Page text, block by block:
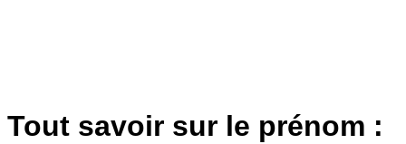
Tout savoir sur le prénom :